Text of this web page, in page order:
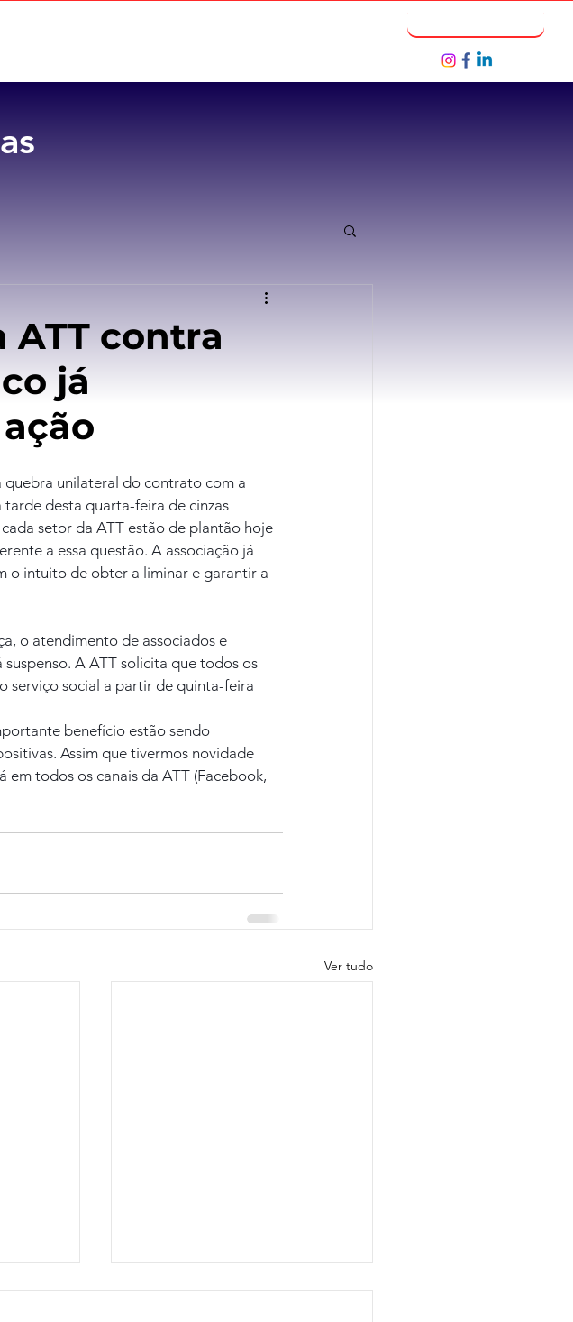
ATT contra
já
unilateral do contrato com a
desta quarta-feira de cinzas
setor da ATT estão de plantão hoje
a essa questão. A associação já
o intuito de obter a liminar e garantir a
o atendimento de associados e
A ATT solicita que todos os
serviço social a partir de quinta-feira
benefício estão sendo
Assim que tivermos novidade
todos os canais da ATT (Facebook,
Ver tudo